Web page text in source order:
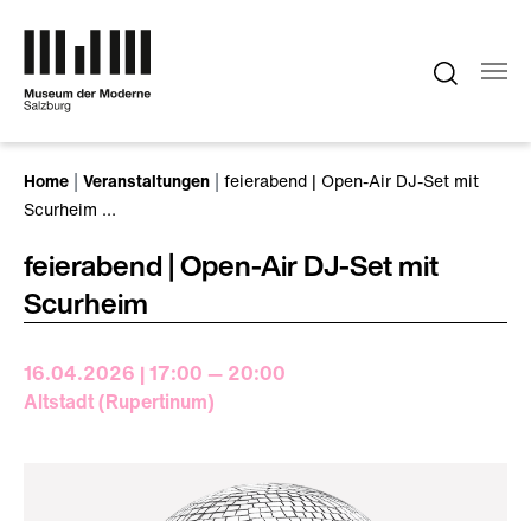
Home Veranstaltungen feierabend | Open-Air DJ-Set mit
Scurheim …
feierabend | Open-Air DJ-Set mit
Scurheim
16.04.2026 | 17:00 — 20:00
Altstadt (Rupertinum)